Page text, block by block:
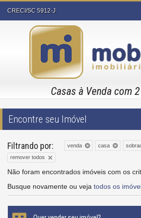
CRECI/SC 5912-J
Casas à Venda com
Encontre seu Imóvel
Filtrando por: venda casa
remover todos
Não foram encontrados imóveis com os
Busque novamente ou veja todos os